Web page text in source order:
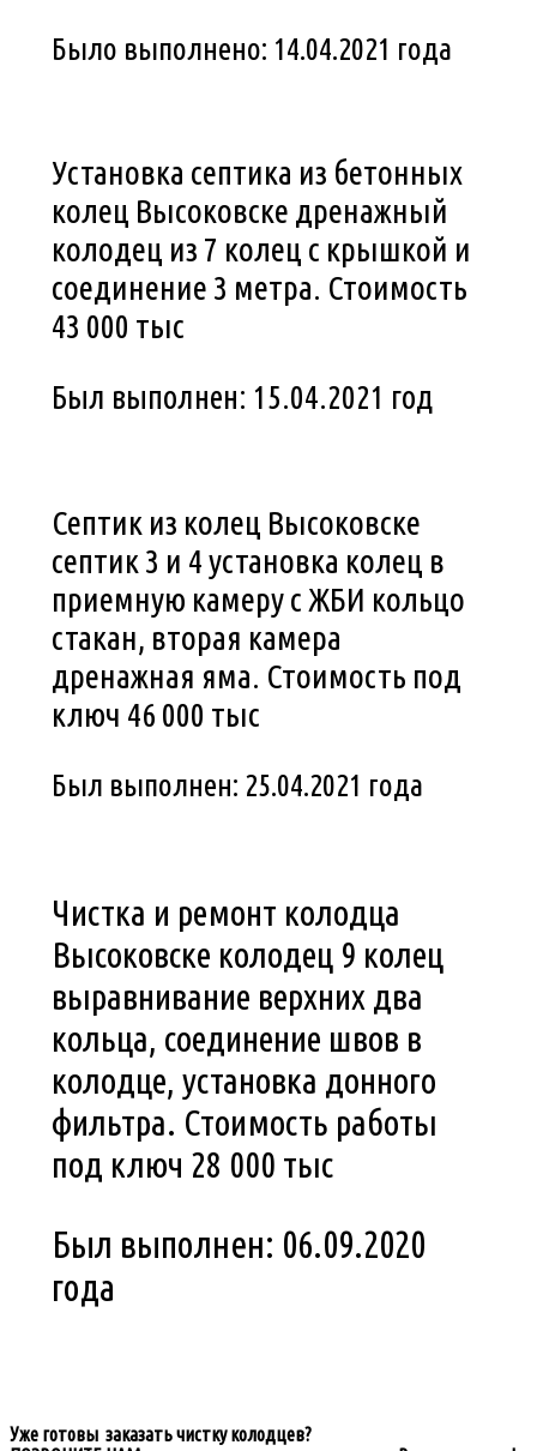
Было выполнено: 14.04.2021 года
Установка септика из бетонных
колец Высоковске дренажный
колодец из 7 колец с крышкой и
соединение 3 метра. Стоимость
43 000 тыс
Был выполнен: 15.04.2021 год
Септик из колец Высоковске
септик 3 и 4 установка колец в
приемную камеру с ЖБИ кольцо
стакан, вторая камера
дренажная яма. Стоимость под
ключ 46 000 тыс
Был выполнен: 25.04.2021 года
Чистка и ремонт колодца
Высоковске колодец 9 колец
выравнивание верхних два
кольца, соединение швов в
колодце, установка донного
фильтра. Стоимость работы
под ключ 28 000 тыс
Был выполнен: 06.09.2020
года
Уже готовы заказать чистку колодцев?